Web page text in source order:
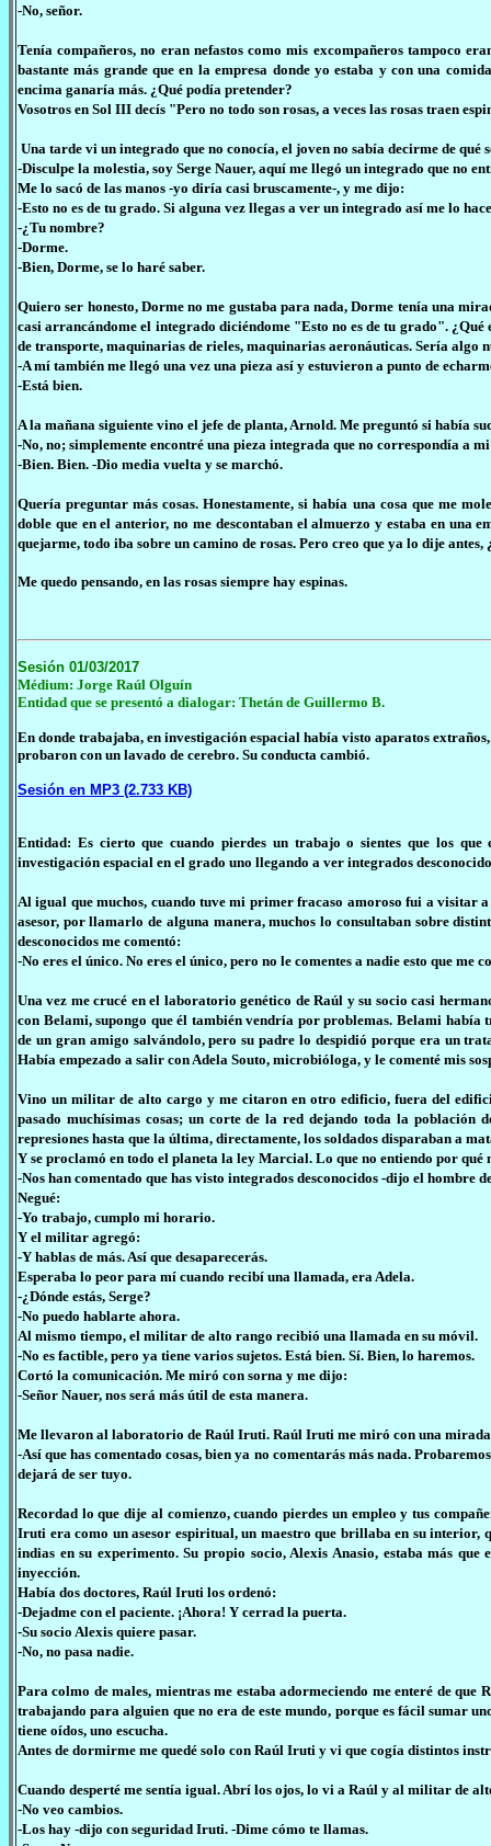
-No, señor.
Tenía compañeros, no eran nefastos como mis excompañeros tampoco
bastante más grande que en la empresa donde yo estaba y con una
encima ganaría más. ¿Qué podía pretender?
Vosotros en Sol III decís "Pero no todo son rosas, a veces las rosas traen
Una tarde vi un integrado que no conocía, el joven no sabía decirme de
-Disculpe la molestia, soy Serge Nauer, aquí me llegó un integrado que no
Me lo sacó de las manos -yo diría casi bruscamente-, y me dijo:
-Esto no es de tu grado. Si alguna vez llegas a ver un integrado así me lo
-¿Tu nombre?
-Dorme.
-Bien, Dorme, se lo haré saber.
Quiero ser honesto, Dorme no me gustaba para nada, Dorme tenía una
casi arrancándome el integrado diciéndome "Esto no es de tu grado".
de transporte, maquinarias de rieles, maquinarias aeronáuticas. Sería
-A mí también me llegó una vez una pieza así y estuvieron a punto de
-Está bien.
A la mañana siguiente vino el jefe de planta, Arnold. Me preguntó si había
-No, no; simplemente encontré una pieza integrada que no correspondía a
-Bien. Bien. -Dio media vuelta y se marchó.
Quería preguntar más cosas. Honestamente, si había una cosa que me
doble que en el anterior, no me descontaban el almuerzo y estaba en una
quejarme, todo iba sobre un camino de rosas. Pero creo que ya lo dije antes,
Me quedo pensando, en las rosas siempre hay espinas.
Sesión 01/03/2017
Médium: Jorge Raúl Olguín
Entidad que se presentó a dialogar: Thetán de Guillermo B.
En donde trabajaba, en investigación espacial había visto aparatos
probaron con un lavado de cerebro. Su conducta cambió.
Sesión en MP3 (2.733 KB)
Entidad: Es cierto que cuando pierdes un trabajo o sientes que los
investigación espacial en el grado uno llegando a ver integrados
Al igual que muchos, cuando tuve mi primer fracaso amoroso fui a visitar
asesor, por llamarlo de alguna manera, muchos lo consultaban sobre
desconocidos me comentó:
-No eres el único. No eres el único, pero no le comentes a nadie esto que me
Una vez me crucé en el laboratorio genético de Raúl y su socio casi
con Belami, supongo que él también vendría por problemas. Belami había
de un gran amigo salvándolo, pero su padre lo despidió porque era un
Había empezado a salir con Adela Souto, microbióloga, y le comenté mis
Vino un militar de alto cargo y me citaron en otro edificio, fuera del
pasado muchísimas cosas; un corte de la red dejando toda la población
represiones hasta que la última, directamente, los soldados disparaban a
Y se proclamó en todo el planeta la ley Marcial. Lo que no entiendo por qué
-Nos han comentado que has visto integrados desconocidos -dijo el
Negué:
-Yo trabajo, cumplo mi horario.
Y el militar agregó:
-Y hablas de más. Así que desaparecerás.
Esperaba lo peor para mí cuando recibí una llamada, era Adela.
-¿Dónde estás, Serge?
-No puedo hablarte ahora.
Al mismo tiempo, el militar de alto rango recibió una llamada en su móvil.
-No es factible, pero ya tiene varios sujetos. Está bien. Sí. Bien, lo haremos.
Cortó la comunicación. Me miró con sorna y me dijo:
-Señor Nauer, nos será más útil de esta manera.
Me llevaron al laboratorio de Raúl Iruti. Raúl Iruti me miró con una
-Así que has comentado cosas, bien ya no comentarás más nada.
dejará de ser tuyo.
Recordad lo que dije al comienzo, cuando pierdes un empleo y tus
Iruti era como un asesor espiritual, un maestro que brillaba en su
indias en su experimento. Su propio socio, Alexis Anasio, estaba más
inyección.
Había dos doctores, Raúl Iruti los ordenó:
-Dejadme con el paciente. ¡Ahora! Y cerrad la puerta.
-Su socio Alexis quiere pasar.
-No, no pasa nadie.
Para colmo de males, mientras me estaba adormeciendo me enteré de
trabajando para alguien que no era de este mundo, porque es fácil sumar
tiene oídos, uno escucha.
Antes de dormirme me quedé solo con Raúl Iruti y vi que cogía distintos
Cuando desperté me sentía igual. Abrí los ojos, lo vi a Raúl y al militar de
-No veo cambios.
-Los hay -dijo con seguridad Iruti. -Dime cómo te llamas.